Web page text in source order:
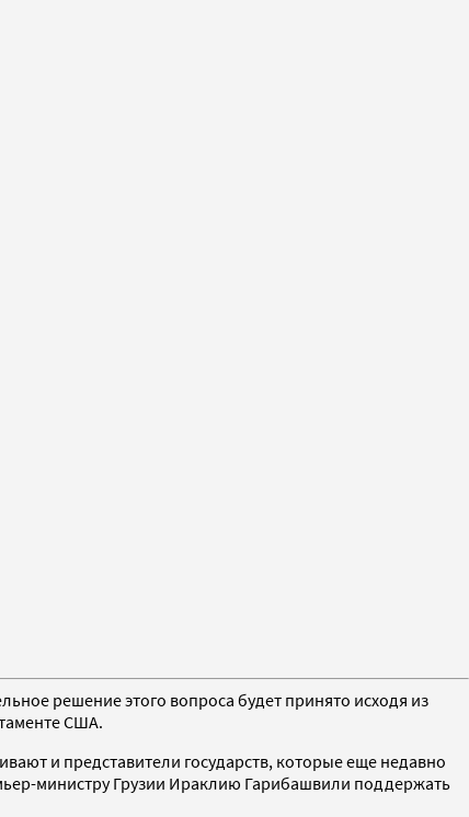
решение этого вопроса будет принято исходя из
США.
и представители государств, которые еще недавно
министру Грузии Ираклию Гарибашвили поддержать